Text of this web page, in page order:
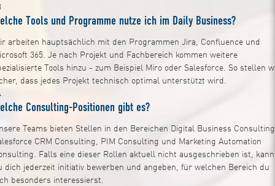
Tools und Programme nutze ich im Daily Business?
arbeiten hauptsächlich mit den Programmen Jira, Confluence und
365. Je nach Projekt und Fachbereich kommen weitere
Tools hinzu - zum Beispiel Miro oder Salesforce. So stellen
dass jedes Projekt technisch optimal unterstützt wird.
Consulting-Positionen gibt es?
Teams bieten Stellen in den Bereichen Digital Business
CRM Consulting, PIM Consulting und Marketing Automation
Falls eine dieser Rollen aktuell nicht ausgeschrieben ist,
dich jederzeit initiativ bewerben und angeben, für welchen Bereich du
besonders interessierst.